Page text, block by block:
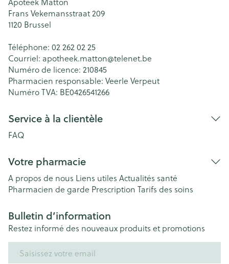
Frans Vekemansstraat 209
1120 Brussel
Téléphone: 02 262 02 25
Courriel: apotheek.matton@telenet.be
Numéro de licence: 210845
Pharmacien responsable: Veerle Verpeut
Numéro TVA: BE0426541266
Service à la clientèle
FAQ
Votre pharmacie
A propos de nous Liens utiles Actualités santé
Pharmacien de garde Prescription Tarifs des soins
Bulletin d’information
Restez informé des nouveaux produits et promotions